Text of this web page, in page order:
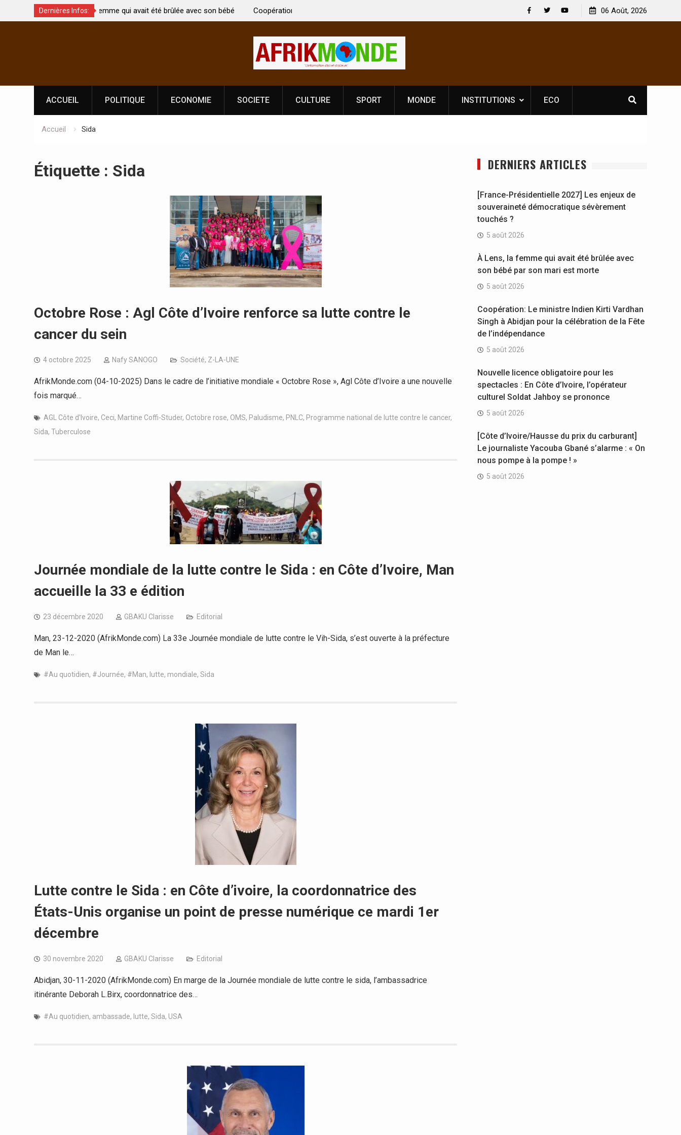
Dernières Infos:
brûlée avec son bébé
Coopération: Le ministre Indien Kirti Vardhan Singh à
Abidjan pour la célébration de la Fête de
Côte d’Ivoire, l’opérateur culturel Soldat Jahboy se
prononce
[France-Présidentielle 2027] Les enjeux de
souveraineté démocratique sévèrement touchés ?
06 Août, 2026
ACCUEIL POLITIQUE ECONOMIE SOCIETE CULTURE SPORT MONDE INSTITUTIONS ECO
Accueil Sida
Étiquette : Sida
Octobre Rose : Agl Côte d’Ivoire renforce sa lutte contre le
cancer du sein
4 octobre 2025 Nafy SANOGO Société, Z-LA-UNE
AfrikMonde.com (04-10-2025) Dans le cadre de l’initiative mondiale « Octobre Rose », Agl Côte d’Ivoire a une nouvelle
fois marqué…
AGL Côte d'Ivoire, Ceci, Martine Coffi-Studer, Octobre rose, OMS, Paludisme, PNLC, Programme national de lutte contre le cancer,
Sida, Tuberculose
Journée mondiale de la lutte contre le Sida : en Côte d’Ivoire, Man
accueille la 33 e édition
23 décembre 2020 GBAKU Clarisse Editorial
Man, 23-12-2020 (AfrikMonde.com) La 33e Journée mondiale de lutte contre le Vih-Sida, s’est ouverte à la préfecture
de Man le…
#Au quotidien, #Journée, #Man, lutte, mondiale, Sida
Lutte contre le Sida : en Côte d’ivoire, la coordonnatrice des
États-Unis organise un point de presse numérique ce mardi 1er
décembre
30 novembre 2020 GBAKU Clarisse Editorial
Abidjan, 30-11-2020 (AfrikMonde.com) En marge de la Journée mondiale de lutte contre le sida, l’ambassadrice
itinérante Deborah L.Birx, coordonnatrice des…
#Au quotidien, ambassade, lutte, Sida, USA
DERNIERS ARTICLES
[France-Présidentielle 2027] Les enjeux de
souveraineté démocratique sévèrement
touchés ?
5 août 2026
À Lens, la femme qui avait été brûlée avec
son bébé par son mari est morte
5 août 2026
Coopération: Le ministre Indien Kirti Vardhan
Singh à Abidjan pour la célébration de la Fête
de l’indépendance
5 août 2026
Nouvelle licence obligatoire pour les
spectacles : En Côte d’Ivoire, l’opérateur
culturel Soldat Jahboy se prononce
5 août 2026
[Côte d’Ivoire/Hausse du prix du carburant]
Le journaliste Yacouba Gbané s’alarme : « On
nous pompe à la pompe ! »
5 août 2026